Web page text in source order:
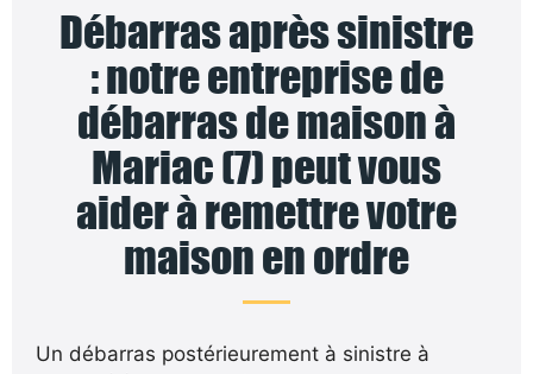
Débarras après sinistre
: notre entreprise de
débarras de maison à
Mariac (7) peut vous
aider à remettre votre
maison en ordre
Un débarras postérieurement à sinistre à